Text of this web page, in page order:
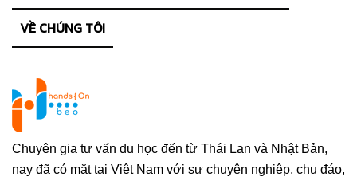
Chuyên gia tư vấn du học đến từ Thái Lan và Nhật Bản,
nay đã có mặt tại Việt Nam với sự chuyên nghiệp, chu đáo,
VỀ CHÚNG TÔI